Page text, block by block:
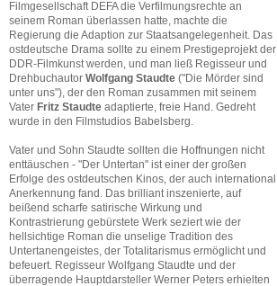
Filmgesellschaft DEFA die Verfilmungsrechte an
seinem Roman überlassen hatte, machte die
Regierung die Adaption zur Staatsangelegenheit. Das
ostdeutsche Drama sollte zu einem Prestigeprojekt der
DDR-Filmkunst werden, und man ließ Regisseur und
Drehbuchautor Wolfgang Staudte ("Die Mörder sind
unter uns"), der den Roman zusammen mit seinem
Vater Fritz Staudte adaptierte, freie Hand. Gedreht
wurde in den Filmstudios Babelsberg.
Vater und Sohn Staudte sollten die Hoffnungen nicht
enttäuschen - "Der Untertan" ist einer der großen
Erfolge des ostdeutschen Kinos, der auch international
Anerkennung fand. Das brilliant inszenierte, auf
beißend scharfe satirische Wirkung und
Kontrastrierung gebürstete Werk seziert wie der
hellsichtige Roman die unselige Tradition des
Untertanengeistes, der Totalitarismus ermöglicht und
befeuert. Regisseur Wolfgang Staudte und der
überragende Hauptdarsteller Werner Peters erhielten